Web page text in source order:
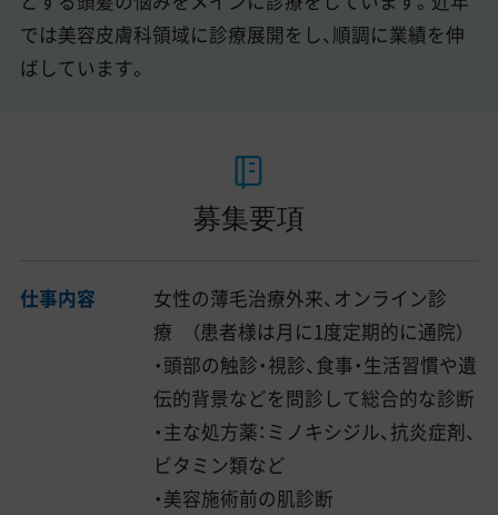
では美容皮膚科領域に診療展開をし、順調に業績を伸
ばしています。
募集要項
仕事内容
女性の薄毛治療外来、オンライン診
療 （患者様は月に1度定期的に通院）
・頭部の触診・視診、食事・生活習慣や遺
伝的背景などを問診して総合的な診断
・主な処方薬：ミノキシジル、抗炎症剤、
ビタミン類など
・美容施術前の肌診断